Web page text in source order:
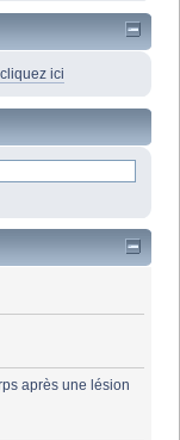
ici
après une lésion